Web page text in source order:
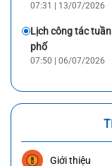
07:31 | 13/07/2026
Lịch công tác
phố
07:50 | 06/07/2026
Giới thiệu